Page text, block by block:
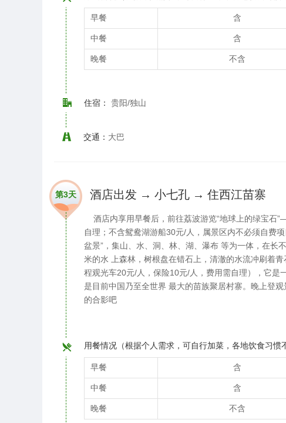
早餐 含
中餐 含
晚餐 不含
住宿： 贵阳/独山
交通： 大巴
第3天 酒店出发 → 小七孔 → 住西江苗寨
酒店内享用早餐后，前往荔波游览“地球上的绿宝石
自理；不含鸳鸯湖游船30元/人，属景区内不必须自费
盆景”，集山、水、洞、林、湖、瀑布 等为一体，在长
米的水 上森林，树根盘在错石上，清澈的水流冲刷着
程观光车20元/人，保险10元/人，费用需自理），它是
是目前中国乃至全世界 最大的苗族聚居村寨。晚上登
的合影吧
用餐情况（根据个人需求，可自行加菜，各地饮食习惯
早餐 含
中餐 含
晚餐 不含